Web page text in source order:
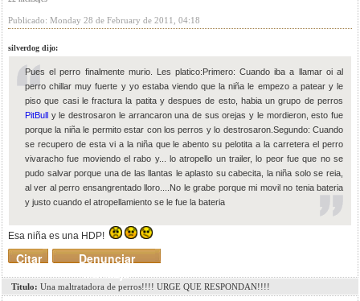
Publicado: Monday 28 de February de 2011, 04:18
silverdog dijo:
Pues el perro finalmente murio. Les platico:Primero: Cuando iba a llamar oi al
perro chillar muy fuerte y yo estaba viendo que la niña le empezo a patear y le
piso que casi le fractura la patita y despues de esto, habia un grupo de perros
PitBull y le destrosaron le arrancaron una de sus orejas y le mordieron, esto fue
porque la niña le permito estar con los perros y lo destrosaron.Segundo: Cuando
se recupero de esta vi a la niña que le abento su pelotita a la carretera el perro
vivaracho fue moviendo el rabo y... lo atropello un trailer, lo peor fue que no se
pudo salvar porque una de las llantas le aplasto su cabecita, la niña solo se reia,
al ver al perro ensangrentado lloro....No le grabe porque mi movil no tenia bateria
y justo cuando el atropellamiento se le fue la bateria
Esa niña es una HDP!
Denunciar
mensaje
Citar
Titulo: Una maltratadora de perros!!!! URGE QUE RESPONDAN!!!!